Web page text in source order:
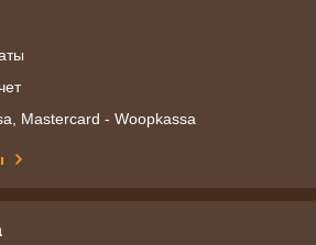
Mastercard - Woopkassa